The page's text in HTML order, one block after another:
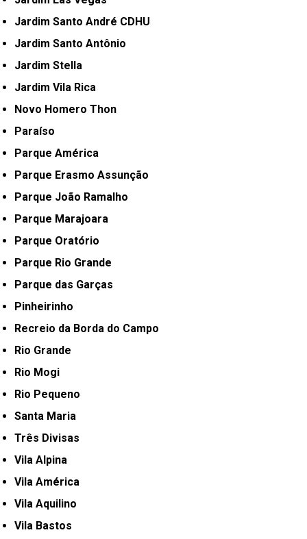
Jardim Santo André CDHU
Jardim Santo Antônio
Jardim Stella
Jardim Vila Rica
Novo Homero Thon
Paraíso
Parque América
Parque Erasmo Assunção
Parque João Ramalho
Parque Marajoara
Parque Oratório
Parque Rio Grande
Parque das Garças
Pinheirinho
Recreio da Borda do Campo
Rio Grande
Rio Mogi
Rio Pequeno
Santa Maria
Três Divisas
Vila Alpina
Vila América
Vila Aquilino
Vila Bastos